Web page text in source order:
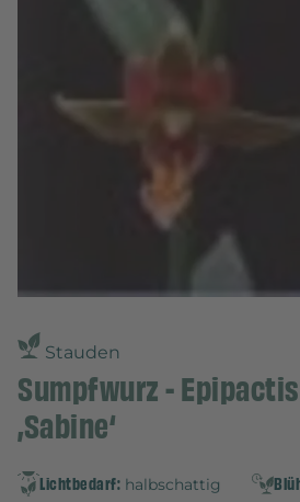
Stauden
Sumpfwurz -
‚Sabine‘
Lichtbedarf: halbschattig